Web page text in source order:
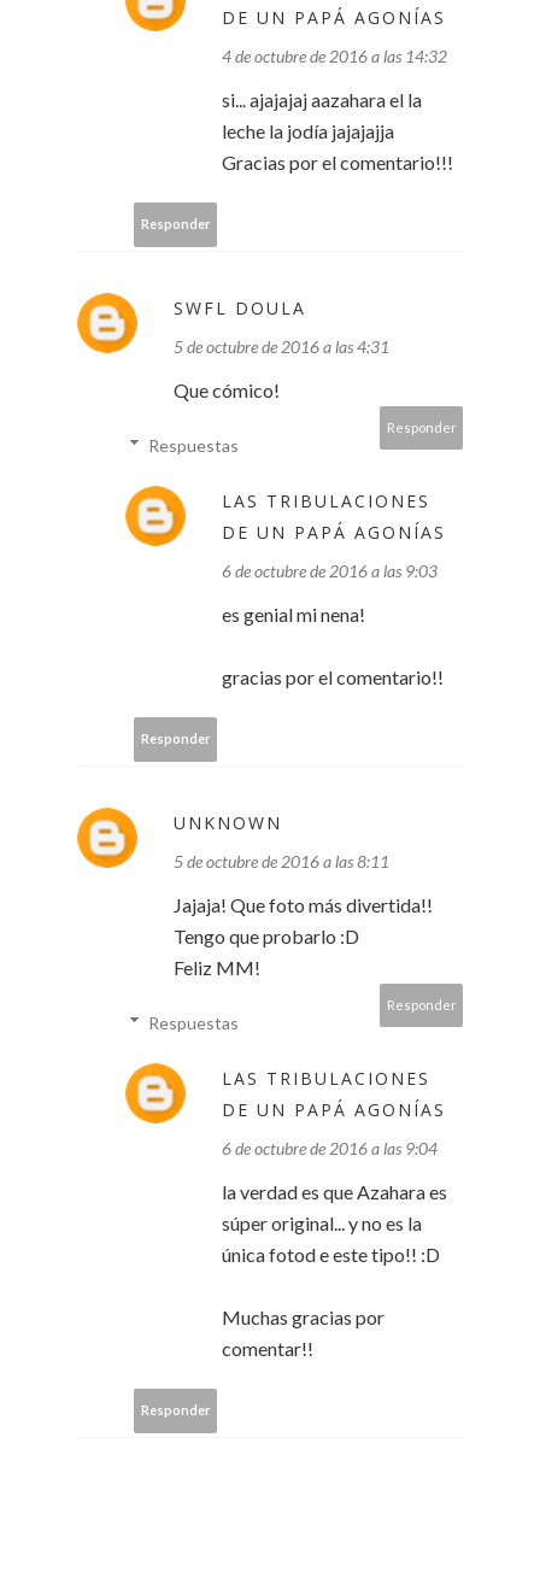
DE UN PAPÁ AGONÍAS
4 de octubre de 2016 a las 14:32
si... ajajajaj aazahara el la
leche la jodía jajajajja
Gracias por el comentario!!!
Responder
SWFL DOULA
5 de octubre de 2016 a las 4:31
Que cómico!
Responder
Respuestas
LAS TRIBULACIONES
DE UN PAPÁ AGONÍAS
6 de octubre de 2016 a las 9:03
es genial mi nena!
gracias por el comentario!!
Responder
UNKNOWN
5 de octubre de 2016 a las 8:11
Jajaja! Que foto más divertida!!
Tengo que probarlo :D
Feliz MM!
Responder
Respuestas
LAS TRIBULACIONES
DE UN PAPÁ AGONÍAS
6 de octubre de 2016 a las 9:04
la verdad es que Azahara es
súper original... y no es la
única fotod e este tipo!! :D
Muchas gracias por
comentar!!
Responder